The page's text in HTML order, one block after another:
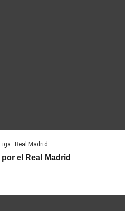
Real Madrid
el Real Madrid